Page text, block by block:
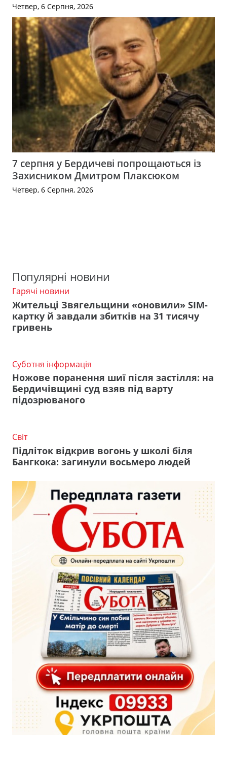
Четвер, 6 Серпня, 2026
7 серпня у Бердичеві попрощаються із
Захисником Дмитром Плаксюком
Четвер, 6 Серпня, 2026
Популярні новини
Гарячі новини
Жительці Звягельщини «оновили» SIM-
картку й завдали збитків на 31 тисячу
гривень
Суботня інформація
Ножове поранення шиї після застілля: на
Бердичівщині суд взяв під варту
підозрюваного
Світ
Підліток відкрив вогонь у школі біля
Бангкока: загинули восьмеро людей